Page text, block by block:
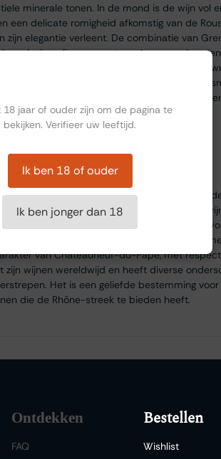
minerale tonen. In de mond is de wijn vol
een delicate romigheid afkomstig van de
elegantie verleent. De combinatie van
van fruit en finesse, met een lange,
om zijn toewijding aan traditionele
en met de hand geplukt, om de unieke
uitstekend bij rijke visgerechten, schaal-
culinaire liefhebbers.
en wit vlees.
generaties lang gevestigd is in het hart van
aan wijngaarden, voornamelijk met oude
De wijnen van Domaine La Boutinière
vinificatieprocessen en een
van Châteauneuf-du-Pape, met
wijnen wereldwijd en heeft diverse
Het is een geliefde bestemming
die de Rhône-streek te bieden heeft.
Ontdekken
FAQ
Bestellen
Wishlist
18 jaar of ouder zijn om de pagina te
bekijken. Verifieer uw leeftijd.
Ik ben 18 of ouder
Ik ben jonger dan 18